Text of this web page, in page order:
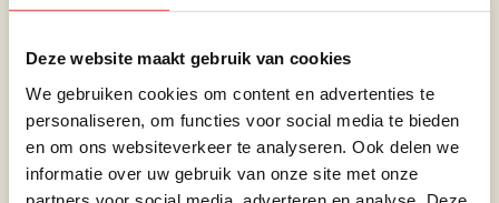
Deze website maakt gebruik van cookies
We gebruiken cookies om content en advertenties te
personaliseren, om functies voor social media te bieden
en om ons websiteverkeer te analyseren. Ook delen we
informatie over uw gebruik van onze site met onze
met een laagje water erin, het water voorkomt
smaak aan je vlees geeft. Houd het waterpeil
in de gaten en vul bij indien nodig.
Laat de ribfingers 1,5 uur liggen totdat ze
mooi beginnen te kleuren. Smeer na 1,5 uur
de ribfingers in met
Noskos the original BBQ-